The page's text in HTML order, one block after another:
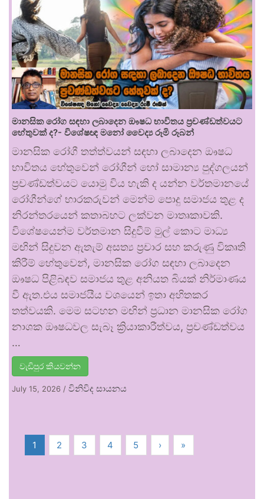
මානසික රෝග සඳහා ලබාදෙන ඖෂධ භාවිතය ප්‍රචණ්ඩත්වයට
හේතුවක් ද?- විශේෂඥ මනෝ වෛද්‍ය රූමි රූබන්
මානසික රෝගී තත්ත්වයන් සඳහා ලබාදෙන ඖෂධ
භාවිතය හේතුවෙන් රෝගීන් හෝ සාමාන්‍ය පුද්ගලයන්
ප්‍රචණ්ඩත්වයට යොමු විය හැකි ද යන්න වර්තමානයේ
රෝගීන්ගේ භාරකරුවන් මෙන්ම පොදු සමාජය තුළ ද
නිරන්තරයෙන් කතාබහට ලක්වන මාතෘකාවකි.
විශේෂයෙන්ම වර්තමාන සිදුවීම් මුල් කොට මාධ්‍ය
මඟින් සිදුවන ඇතැම් අසත්‍ය ප්‍රචාර සහ කරුණු විකෘති
කිරීම් හේතුවෙන්, මානසික රෝග සඳහා ලබාදෙන
ඖෂධ පිළිබඳව සමාජය තුළ අනියත බියක් නිර්මාණය
වී ඇත.එය සමාජයීය වශයෙන් ඉතා අහිතකර
තත්වයකි. මෙම සටහන මඟින් ප්‍රධාන මානසික රෝග
නාශක ඖෂධවල සැබෑ ක්‍රියාකාරීත්වය, ප්‍රචණ්ඩත්වය
…
වැඩිපුර කියවන්න
July 15, 2026 / විනිවිද සායනය
1 2 3 4 5 › »